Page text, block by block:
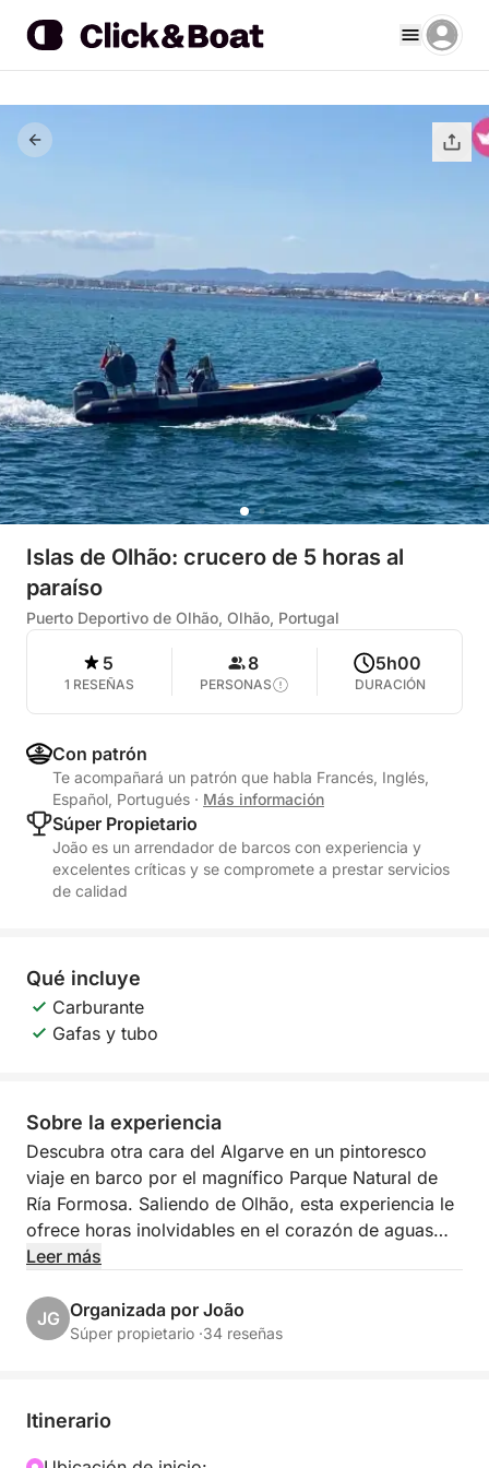
Islas de Olhão: crucero de 5 horas al
paraíso
Puerto Deportivo de Olhão, Olhão, Portugal
5
1 RESEÑAS
8
PERSONAS
5h00
DURACIÓN
Con patrón
Te acompañará un patrón que habla Francés, Inglés,
Español, Portugués · Más información
Súper Propietario
João es un arrendador de barcos con experiencia y
excelentes críticas y se compromete a prestar servicios
de calidad
Qué incluye
Carburante
Gafas y tubo
Sobre la experiencia
Descubra otra cara del Algarve en un pintoresco
viaje en barco por el magnífico Parque Natural de
Ría Formosa. Saliendo de Olhão, esta experiencia le
ofrece horas inolvidables en el corazón de aguas
tranquilas, islas salvajes y el encanto eterno de los
En lugar de seguir un itinerario fijo, cada excursión
precisamente lo que la hace tan especial. Nos gusta
Leer más
JG Organizada por João
Súper propietario ·34 reseñas
Itinerario